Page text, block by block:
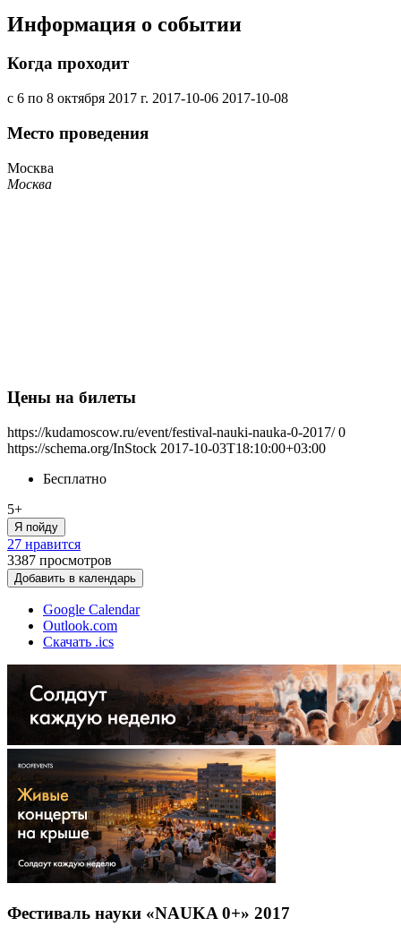
Информация о событии
Когда проходит
с 6 по 8 октября 2017 г. 2017-10-06 2017-10-08
Место проведения
Москва
Москва
Цены на билеты
https://kudamoscow.ru/event/festival-nauki-nauka-0-2017/ 0
https://schema.org/InStock 2017-10-03T18:10:00+03:00
Бесплатно
5+
Я пойду
27 нравится
3387 просмотров
Добавить в календарь
Google Calendar
Outlook.com
Скачать .ics
Фестиваль науки «NAUKA 0+» 2017